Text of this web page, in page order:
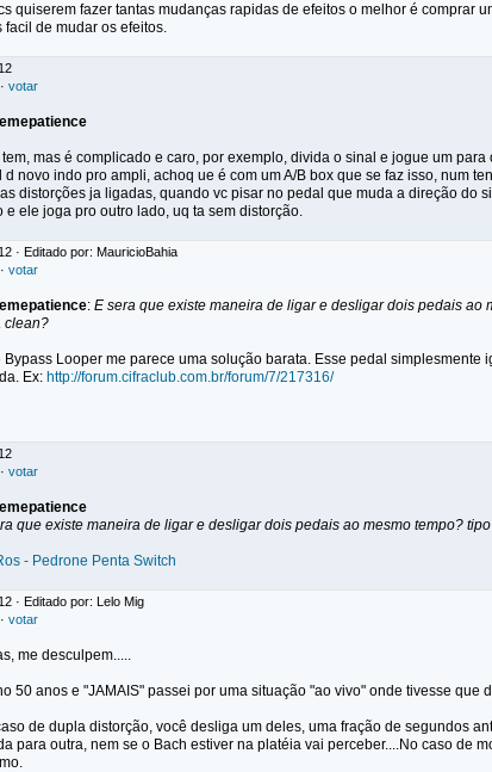
quiserem fazer tantas mudanças rapidas de efeitos o melhor é comprar
facil de mudar os efeitos.
· votar
mas é complicado e caro, por exemplo, divida o sinal e jogue um
d novo indo pro ampli, achoq ue é com um A/B box que se faz isso, num
distorções ja ligadas, quando vc pisar no pedal que muda a direção do
e ele joga pro outro lado, uq ta sem distorção.
· Editado por: MauricioBahia
· votar
: E sera que existe maneira de ligar e desligar dois pedais
clean?
Bypass Looper me parece uma solução barata. Esse pedal
Ex: http://forum.cifraclub.com.br/forum/7/217316/
· votar
que existe maneira de ligar e desligar dois pedais ao mesmo tempo?
- Pedrone Penta Switch
· Editado por: Lelo Mig
· votar
me desculpem.....
50 anos e "JAMAIS" passei por uma situação "ao vivo" onde tivesse
de dupla distorção, você desliga um deles, uma fração de segundos
para outra, nem se o Bach estiver na platéia vai perceber....No caso de